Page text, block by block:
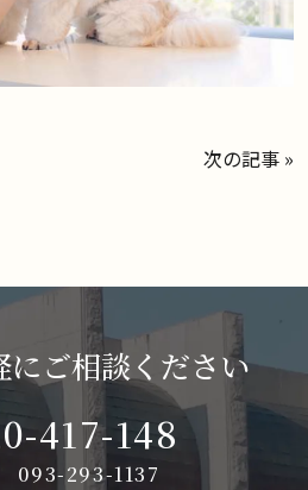
次の記事 »
にご相談ください
417-148
093-293-1137